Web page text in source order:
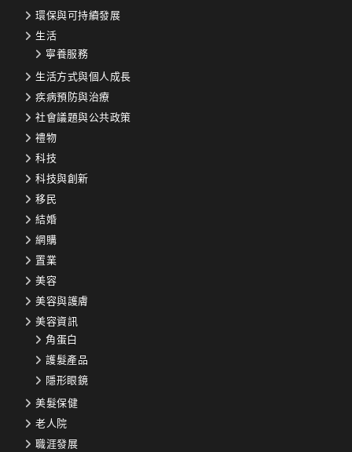
環保與可持續發展
生活
寧養服務
生活方式與個人成長
疾病預防與治療
社會議題與公共政策
禮物
科技
科技與創新
移民
結婚
網購
置業
美容
美容與護膚
美容資訊
角蛋白
護髮產品
隱形眼鏡
美髮保健
老人院
職涯發展